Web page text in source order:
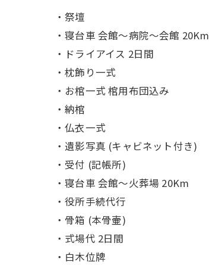
・祭壇
・寝台車 会館～病院～会館 20Km
・ドライアイス 2日間
・枕飾り一式
・お棺一式 棺用布団込み
・納棺
・仏衣一式
・遺影写真 (キャビネット付き)
・受付 (記帳所)
・寝台車 会館～火葬場 20Km
・役所手続代行
・骨箱 (本骨壷)
・式場代 2日間
・白木位牌